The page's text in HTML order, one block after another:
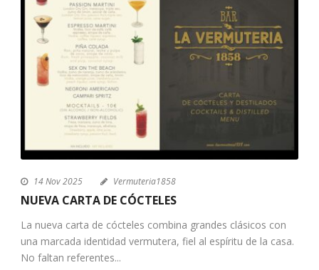
14 Nov 2025 Vermuteria1858
NUEVA CARTA DE CÓCTELES
La nueva carta de cócteles combina grandes clásicos con
una marcada identidad vermutera, fiel al espíritu de la casa.
No faltan referentes...